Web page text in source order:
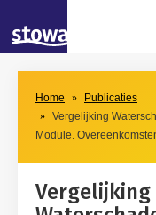
Skip to main content
Skip to main nav
Home
Publicaties
Vergelijking
Module.
Vergelijking